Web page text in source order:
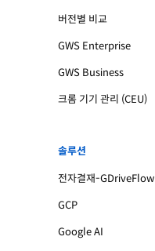
버전별 비교
GWS Enterprise
GWS Business
크롬 기기 관리 (CEU)
솔루션
전자결재-GDriveFlow
GCP
Google AI